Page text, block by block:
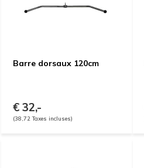
Barre dorsaux 120cm
€ 32,-
(38,72 Taxes incluses)